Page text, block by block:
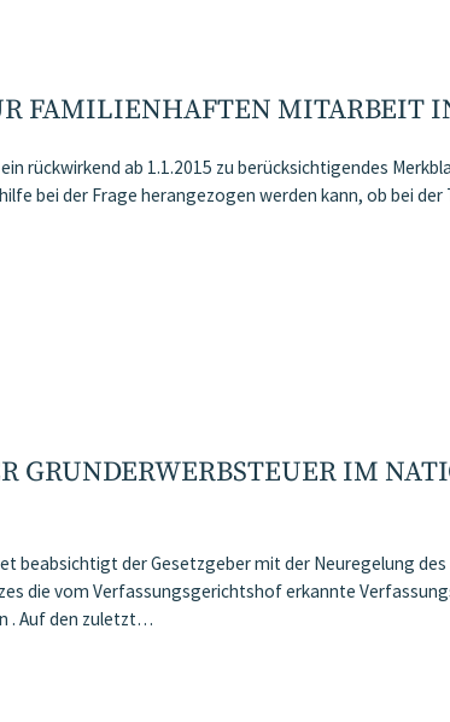
FAMILIENHAFTEN MITARBEIT
ein rückwirkend ab 1.1.2015 zu berücksichtigendes
bei der Frage herangezogen werden kann, ob bei
GRUNDERWERBSTEUER IM
beabsichtigt der Gesetzgeber mit der Neuregelung des
die vom Verfassungsgerichtshof erkannte
. Auf den zuletzt…